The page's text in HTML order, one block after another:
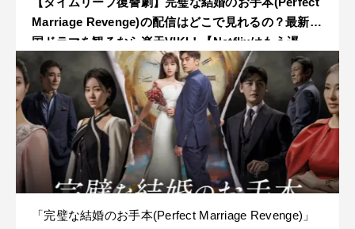
Marriage Revenge)の配信はどこで見れるの？最新韓
国ドラマを観るなら楽天VIKI！【Netflixはもう遅
い！】
「完璧な結婚のお手本(Perfect Marriage Revenge)」